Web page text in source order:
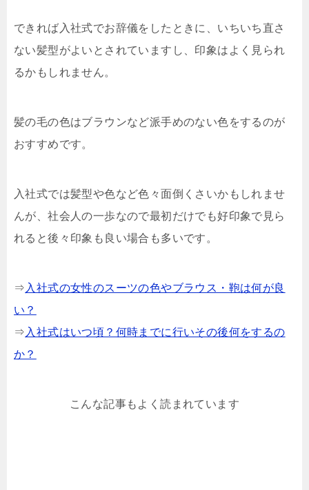
できれば入社式でお辞儀をしたときに、いちいち直さ
ない髪型がよいとされていますし、印象はよく見られ
るかもしれません。
髪の毛の色はブラウンなど派手めのない色をするのが
おすすめです。
入社式では髪型や色など色々面倒くさいかもしれませ
んが、社会人の一歩なので最初だけでも好印象で見ら
れると後々印象も良い場合も多いです。
⇒ 入社式の女性のスーツの色やブラウス・鞄は何が良
い？
⇒ 入社式はいつ頃？何時までに行いその後何をするの
か？
こんな記事もよく読まれています